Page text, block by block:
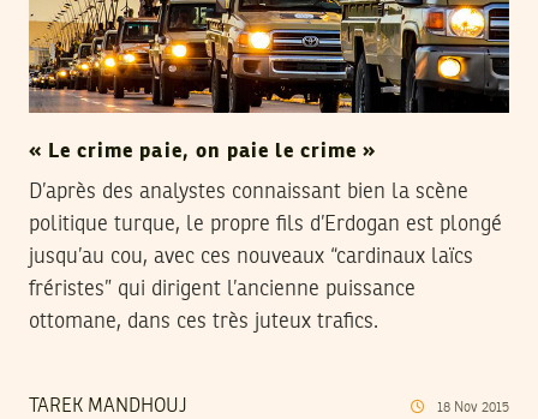
« Le crime paie, on paie le crime »
D’après des analystes connaissant bien la scène
politique turque, le propre fils d’Erdogan est plongé
jusqu’au cou, avec ces nouveaux “cardinaux laïcs
fréristes” qui dirigent l’ancienne puissance
ottomane, dans ces très juteux trafics.
TAREK MANDHOUJ 18 Nov 2015